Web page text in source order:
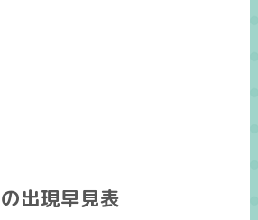
出現早見表